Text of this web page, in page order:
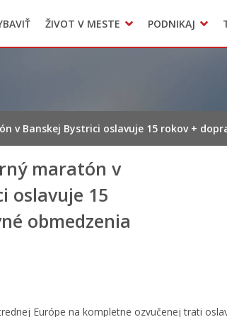
Zmluvy, faktúry a objednávky
ŽIVOT V MESTE
Odpady, verejné priestranstváPODNIKAJ
Accommodation
v Banskej Bystrici oslavuje 15 rokov +
maratón v
oslavuje 15
obmedzenia
Európe na kompletne ozvučenej trati